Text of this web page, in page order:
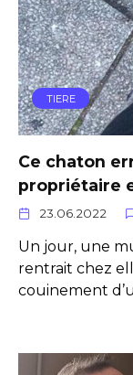
TIERE
Ce chaton
propriétaire
23.06.2022
Un jour, une
rentrait chez
couinement